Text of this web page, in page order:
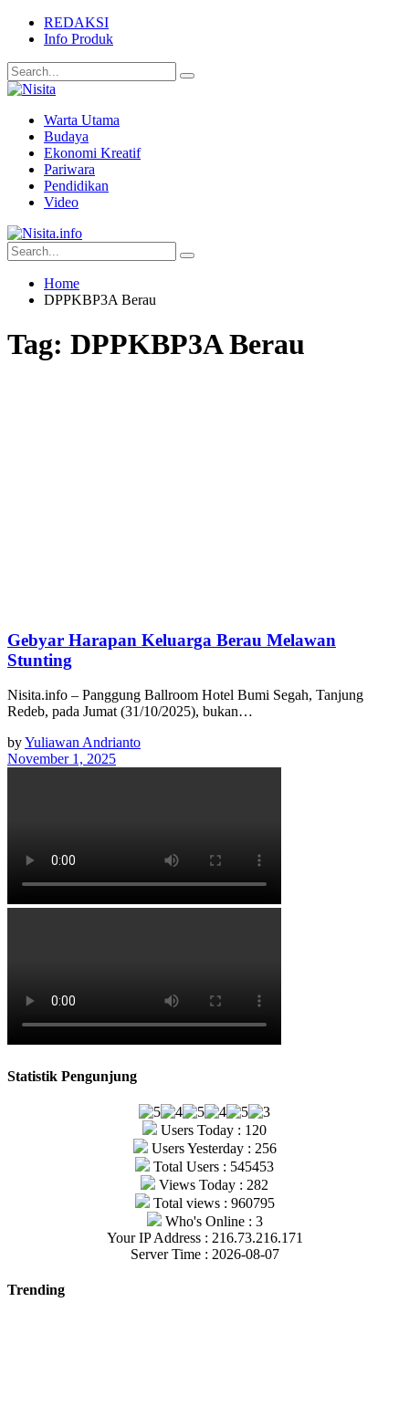
REDAKSI
Info Produk
Warta Utama
Budaya
Ekonomi Kreatif
Pariwara
Pendidikan
Video
Home
DPPKBP3A Berau
Tag: DPPKBP3A Berau
Gebyar Harapan Keluarga Berau Melawan
Stunting
Nisita.info – Panggung Ballroom Hotel Bumi Segah, Tanjung
Redeb, pada Jumat (31/10/2025), bukan…
byYuliawan Andrianto
November 1, 2025
Statistik Pengunjung
Users Today : 120
Users Yesterday : 256
Total Users : 545453
Views Today : 282
Total views : 960795
Who's Online : 3
Your IP Address : 216.73.216.171
Server Time : 2026-08-07
Trending